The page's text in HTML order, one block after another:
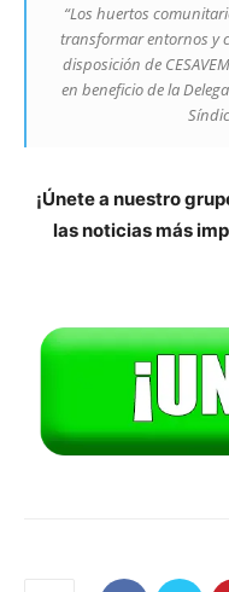
“Los huertos
transformar entornos y
disposición de
en beneficio de la
¡Únete a nuestro
las noticias más